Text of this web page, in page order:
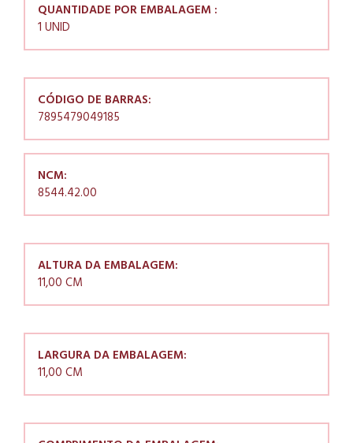
QUANTIDADE POR EMBALAGEM :
1 UNID
CÓDIGO DE BARRAS:
7895479049185
NCM:
8544.42.00
ALTURA DA EMBALAGEM:
11,00 CM
LARGURA DA EMBALAGEM:
11,00 CM